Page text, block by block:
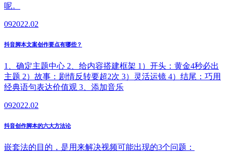
呢。
092022.02
抖音脚本文案创作要点有哪些？
1、确定主题中心 2、给内容搭建框架 1）开头：黄金4秒必出
主题 2）故事：剧情反转要超2次 3）灵活运镜 4）结尾：巧用
经典语句表达价值观 3、添加音乐
092022.02
抖音创作脚本的六大方法论
嵌套法的目的，是用来解决视频可能出现的3个问题：